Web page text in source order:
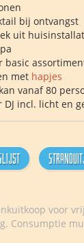
bij ontvangst
uit
basic
met hapjes
vanaf 80
DJ incl. licht en
voor
Consumptie